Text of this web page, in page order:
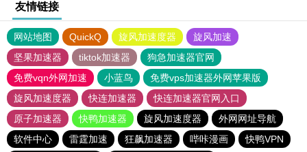
友情链接
网站地图 QuickQ 旋风加速度器
旋风加速
坚果加速器
tiktok加速器
狗急加速器官网
免费vqn外网加速
小蓝鸟
免费vps加速器外网苹果版
旋风加速度器
快连加速器
快连加速器官网入口
原子加速器
快鸭加速器 旋风加速度器
外网网址导航
软件中心
雷霆加速 狂飙加速器 哔咔漫画
快鸭VPN